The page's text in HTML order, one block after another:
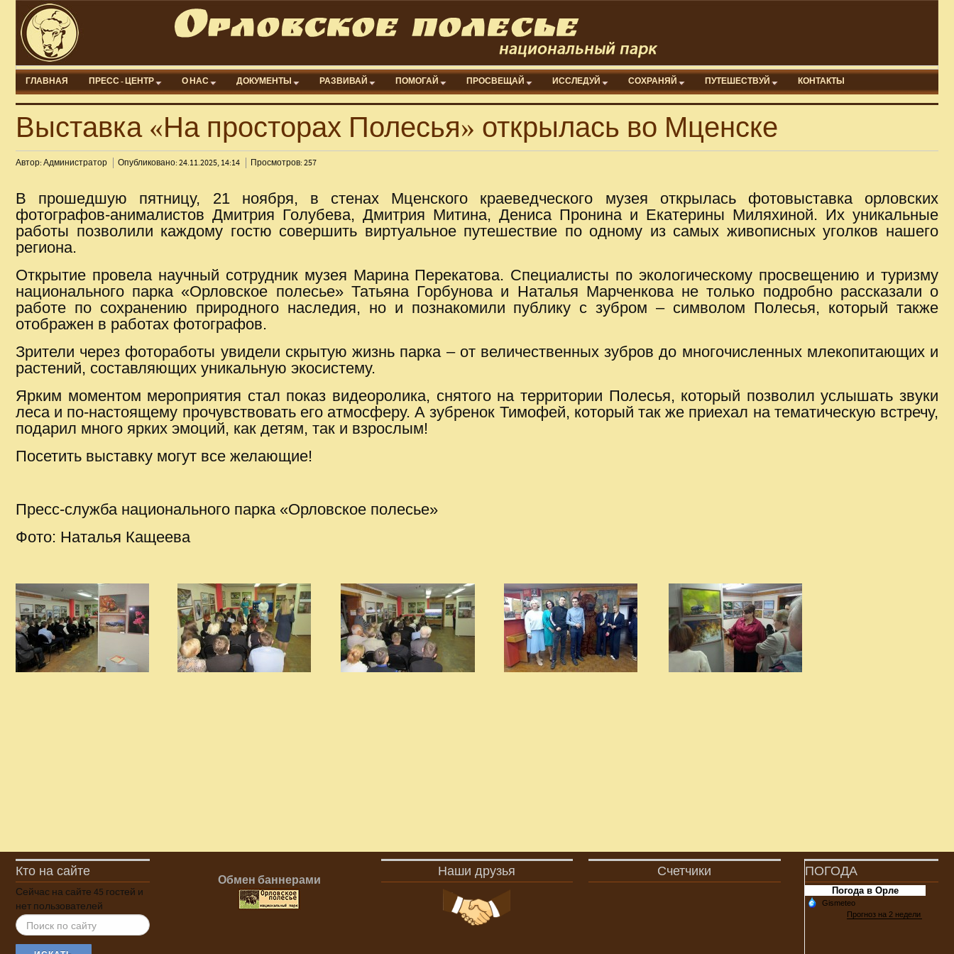
ГЛАВНАЯ ПРЕСС - ЦЕНТР О НАС ДОКУМЕНТЫ РАЗВИВАЙ ПОМОГАЙ ПРОСВЕЩАЙ ИССЛЕДУЙ СОХРАНЯЙ ПУТЕШЕСТВУЙ КОНТАКТЫ
Выставка «На просторах Полесья» открылась во Мценске
Автор: Администратор Опубликовано: 24.11.2025, 14:14 Просмотров: 257
В прошедшую пятницу, 21 ноября, в стенах Мценского краеведческого музея открылась фотовыставка орловских
фотографов-анималистов Дмитрия Голубева, Дмитрия Митина, Дениса Пронина и Екатерины Миляхиной. Их уникальные
работы позволили каждому гостю совершить виртуальное путешествие по одному из самых живописных уголков нашего
региона.
Открытие провела научный сотрудник музея Марина Перекатова. Специалисты по экологическому просвещению и туризму
национального парка «Орловское полесье» Татьяна Горбунова и Наталья Марченкова не только подробно рассказали о
работе по сохранению природного наследия, но и познакомили публику с зубром – символом Полесья, который также
отображен в работах фотографов.
Зрители через фотоработы увидели скрытую жизнь парка – от величественных зубров до многочисленных млекопитающих и
растений, составляющих уникальную экосистему.
Ярким моментом мероприятия стал показ видеоролика, снятого на территории Полесья, который позволил услышать звуки
леса и по-настоящему прочувствовать его атмосферу. А зубренок Тимофей, который так же приехал на тематическую встречу,
подарил много ярких эмоций, как детям, так и взрослым!
Посетить выставку могут все желающие!
Пресс-служба национального парка «Орловское полесье»
Фото: Наталья Кащеева
Кто на сайте
Сейчас на сайте 45 гостей и
нет пользователей
ИСКАТЬ...
Обмен баннерами
Наши друзья Счетчики ПОГОДА
Погода в Орле